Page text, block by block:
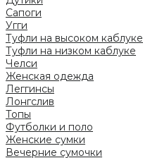
Сапоги
Угги
Туфли на высоком каблуке
Туфли на низком каблуке
Челси
Женская одежда
Леггинсы
Лонгслив
Топы
Футболки и поло
Женские сумки
Вечерние сумочки